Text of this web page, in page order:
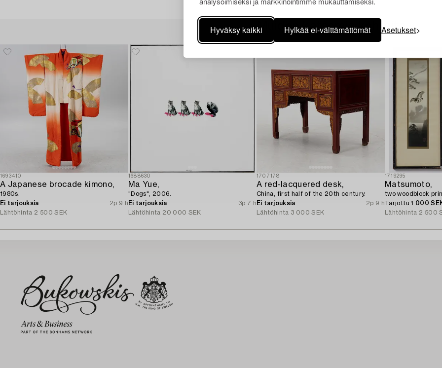
Hyväksy kaikki Hylkää ei-välttämättömät Asetukset
Muiden katsomia kohteita
1693410
A Japanese brocade kimono,
1980s.
Ei tarjouksia
2p 9 h
Lähtöhinta 2 500 SEK
1688630
Ma Yue,
"Dogs", 2006.
Ei tarjouksia
3p 7 h
Lähtöhinta 20 000 SEK
1707178
A red-lacquered desk,
China, first half of the 20th century.
Ei tarjouksia
2p 9 h
Lähtöhinta 3 000 SEK
1719295
Matsumoto,
two woodblock
Tarjottu1 000
Lähtöhinta 2 500